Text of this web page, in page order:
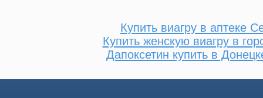
Купить виагру в аптеке
Купить женскую виагру в
Дапоксетин купить в